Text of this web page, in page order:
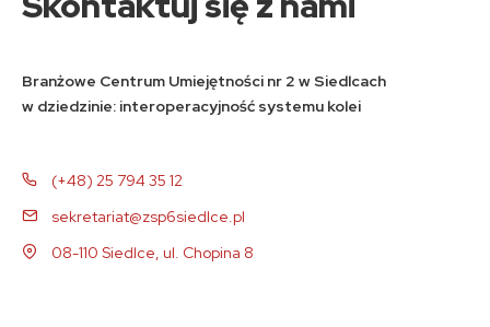
Branżowe Centrum Umiejętności nr 2 w Siedlcach
w dziedzinie: interoperacyjność systemu kolei
(+48) 25 794 35 12
sekretariat@zsp6siedlce.pl
08-110 Siedlce, ul. Chopina 8